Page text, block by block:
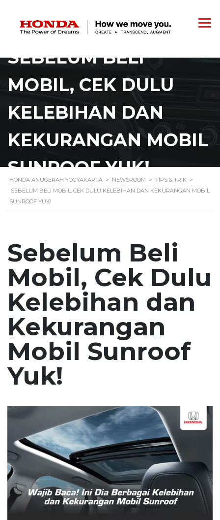
SEBELUM BELI
MOBIL, CEK DULU
KELEBIHAN DAN
KEKURANGAN MOBIL
SUNROOF YUK!
HONDA ANUGERAH YOGYAKARTA > NEWSROOM > TIPS & TRIK >
SEBELUM BELI MOBIL, CEK DULU KELEBIHAN DAN KEKURANGAN MOBIL
SUNROOF YUK!
Sebelum Beli
Mobil, Cek Dulu
Kelebihan dan
Kekurangan
Mobil Sunroof
Yuk!